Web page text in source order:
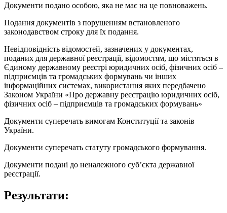
Документи подано особою, яка не має на це повноважень.
Подання документів з порушенням встановленого
законодавством строку для їх подання.
Невідповідність відомостей, зазначених у документах,
поданих для державної реєстрації, відомостям, що містяться в
Єдиному державному реєстрі юридичних осіб, фізичних осіб –
підприємців та громадських формувань чи інших
інформаційних системах, використання яких передбачено
Законом України «Про державну реєстрацію юридичних осіб,
фізичних осіб – підприємців та громадських формувань»
Документи суперечать вимогам Конституції та законів
України.
Документи суперечать статуту громадського формування.
Документи подані до неналежного суб’єкта державної
реєстрації.
Результати: